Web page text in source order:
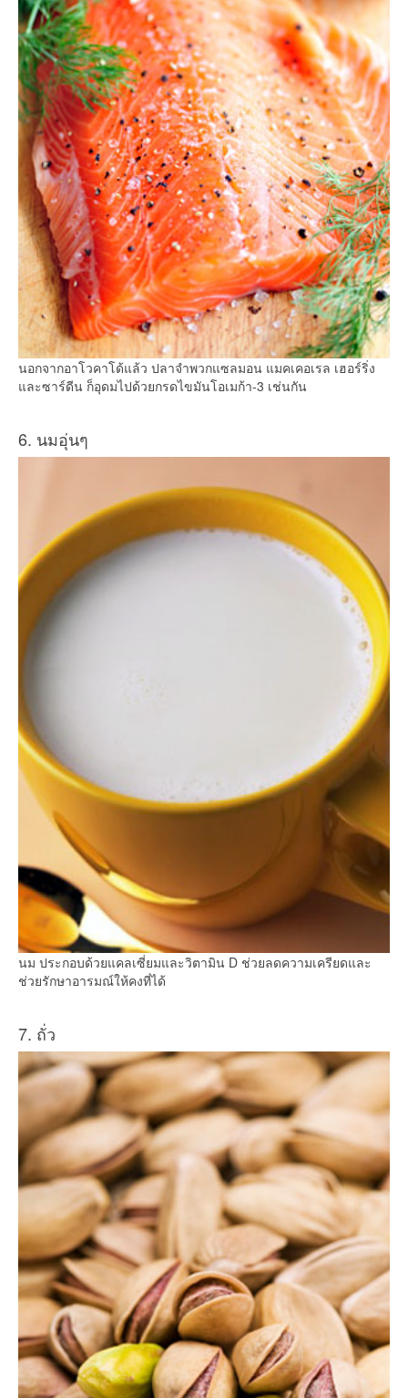
นอกจากอาโวคาโด้แล้ว ปลาจำพวกแซลมอน แมคเคอเรล เฮอร์ริ่ง
และซาร์ดีน ก็อุดมไปด้วยกรดไขมันโอเมก้า-3 เช่นกัน
6. นมอุ่นๆ
นม ประกอบด้วยแคลเซี่ยมและวิตามิน D ช่วยลดความเครียดและ
ช่วยรักษาอารมณ์ให้คงที่ได้
7. ถั่ว